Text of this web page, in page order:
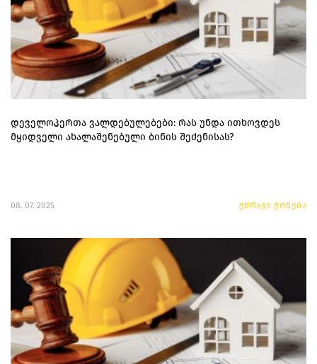
დეველოპერთა ვალდებულებები: რას უნდა ითხოვდეს
მყიდველი ახალაშენებული ბინის შეძენისას?
08. 07. 2025 უძრავი ქონება